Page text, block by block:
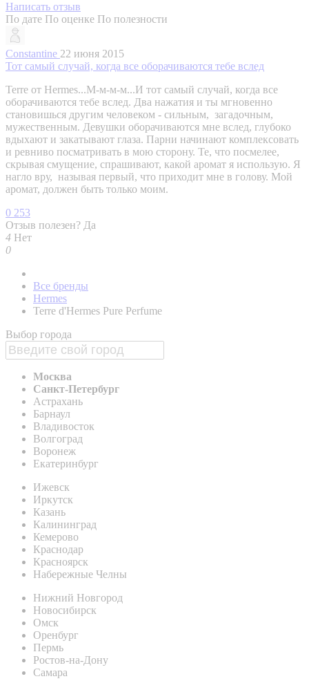
Написать отзыв
По дате По оценке По полезности
Constantine 22 июня 2015
Тот самый случай, когда все оборачиваются тебе вслед
Terre от Hermes...М-м-м-м...И тот самый случай, когда все
оборачиваются тебе вслед. Два нажатия и ты мгновенно
становишься другим человеком - сильным, загадочным,
мужественным. Девушки оборачиваются мне вслед, глубоко
вдыхают и закатывают глаза. Парни начинают комплексовать
и ревниво посматривать в мою сторону. Те, что посмелее,
скрывая смущение, спрашивают, какой аромат я использую. Я
нагло вру, называя первый, что приходит мне в голову. Мой
аромат, должен быть только моим.
0 253
Отзыв полезен? Да
4 Нет
0
Все бренды
Hermes
Terre d'Hermes Pure Perfume
Выбор города
Москва
Санкт-Петербург
Астрахань
Барнаул
Владивосток
Волгоград
Воронеж
Екатеринбург
Ижевск
Иркутск
Казань
Калининград
Кемерово
Краснодар
Красноярск
Набережные Челны
Нижний Новгород
Новосибирск
Омск
Оренбург
Пермь
Ростов-на-Дону
Самара